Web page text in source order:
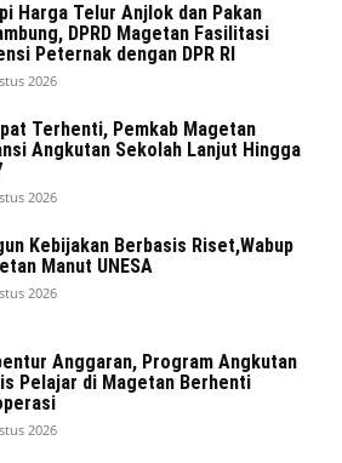
Harga Telur Anjlok dan Pakan
DPRD Magetan Fasilitasi
Peternak dengan DPR RI
2026
Terhenti, Pemkab Magetan
Angkutan Sekolah Lanjut Hingga
2026
Kebijakan Berbasis Riset,Wabup
Manut UNESA
2026
Anggaran, Program Angkutan
Pelajar di Magetan Berhenti
2026